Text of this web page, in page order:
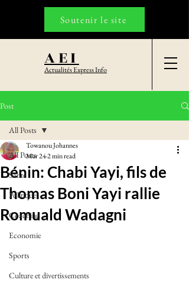
AEI
Actualités Express Info
Soutenir le site
Post
All Posts
Santé
Politique
Coaching
Economie
Sports
Culture et divertissements
All Posts
Bénin: Chabi Yayi, fils de
Thomas Boni Yayi rallie
Romuald Wadagni
Towanou Johannes
Mar 242 min read